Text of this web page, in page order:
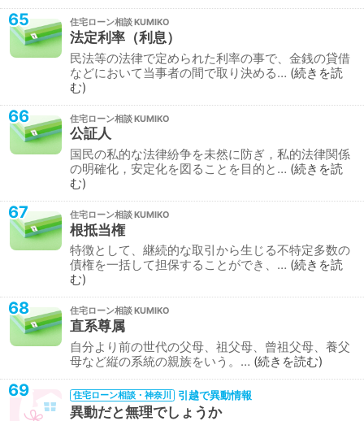
65 住宅ローン相談
法定利率（利息）
民法等の法律で定められた利率の事で、金銭の貸借
などにおいて当事者の間で取り決める… 続きを読
む
66 住宅ローン相談
公証人
国民の私的な法律紛争を未然に防ぎ，私的法律関係
の明確化，安定化を図ることを目的と… 続きを読
む
67 住宅ローン相談
根抵当権
特徴として、継続的な取引から生じる不特定多数の
債権を一括して担保することができ、… 続きを読
む
68 住宅ローン相談
直系尊属
自分より前の世代の父母、祖父母、曾祖父母、養父
母など縦の系統の親族をいう。… 続きを読む
69 住宅ローン相談・神奈川 引越で異動情報
異動だと無理でしょうか